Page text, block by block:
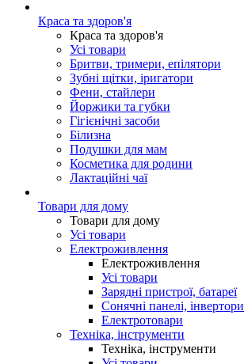
Краса та здоров'я
Краса та здоров'я
Усі товари
Бритви, тримери, епілятори
Зубні щітки, іригатори
Фени, стайлери
Йоржики та губки
Гігієнічні засоби
Білизна
Подушки для мам
Косметика для родини
Лактаційні чаї
Товари для дому
Товари для дому
Усі товари
Електроживлення
Електроживлення
Усі товари
Зарядні пристрої, батареї
Сонячні панелі, інвертори
Електротовари
Техніка, інструменти
Техніка, інструменти